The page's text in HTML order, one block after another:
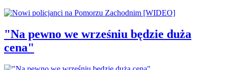
"Na pewno we wrześniu będzie duża
cena"